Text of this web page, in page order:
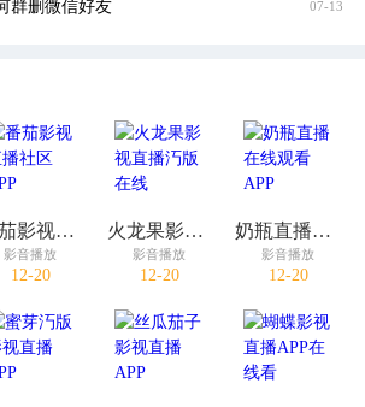
群删微信好友 07-13
番茄影视直播社区APP
影音播放
12-20
火龙果影视直播汅版在线
影音播放
12-20
奶瓶直播在线观看APP
影音播放
12-20